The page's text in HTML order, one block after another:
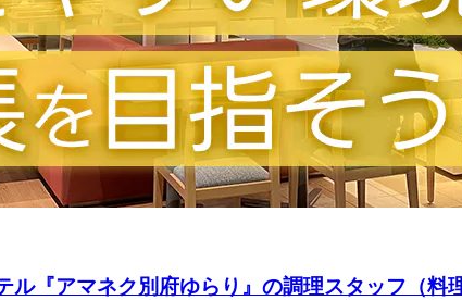
ル『アマネク別府ゆらり』の調理スタッフ（